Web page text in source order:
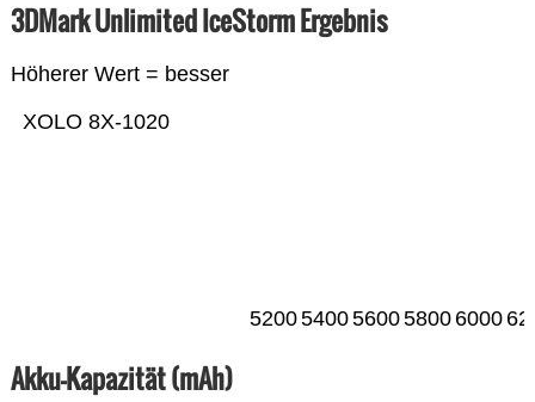
3DMark Unlimited IceStorm Ergebnis
Höherer Wert = besser
XOLO 8X-1020
5200540056005800 6000
Akku-Kapazität (mAh)